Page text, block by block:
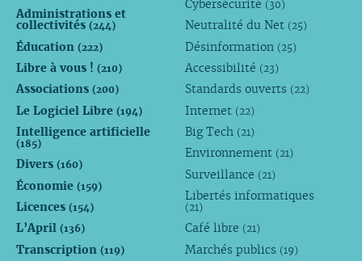
Administrations et
collectivités (244)
Éducation (222)
Libre à vous ! (210)
Associations (200)
Le Logiciel Libre (194)
Intelligence artificielle
(185)
Divers (160)
Économie (159)
Licences (154)
L’April (136)
Transcription (119)
Cybersécurité (30)
Neutralité du Net (25)
Désinformation (25)
Accessibilité (23)
Standards ouverts (22)
Internet (22)
Big Tech (21)
Environnement (21)
Surveillance (21)
Libertés informatiques
(21)
Café libre (21)
Marchés publics (19)